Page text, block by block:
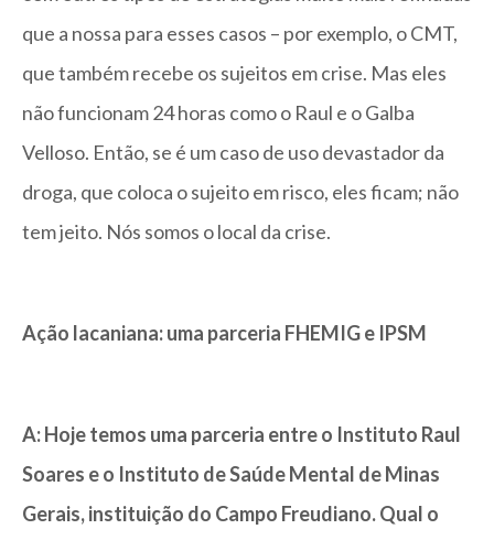
que a nossa para esses casos – por exemplo, o CMT,
que também recebe os sujeitos em crise. Mas eles
não funcionam 24 horas como o Raul e o Galba
Velloso. Então, se é um caso de uso devastador da
droga, que coloca o sujeito em risco, eles ficam; não
tem jeito. Nós somos o local da crise.
Ação lacaniana: uma parceria FHEMIG e IPSM
A: Hoje temos uma parceria entre o Instituto Raul
Soares e o Instituto de Saúde Mental de Minas
Gerais, instituição do Campo Freudiano. Qual o